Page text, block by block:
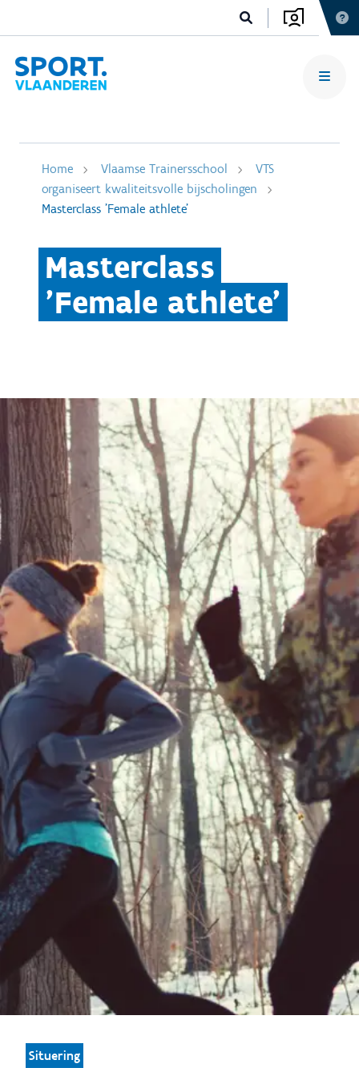
Home Vlaamse Trainersschool
VTS
organiseert kwaliteitsvolle bijscholingen
Masterclass 'Female athlete'
Masterclass
'Female athlete'
Situering